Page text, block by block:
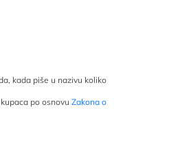
kada piše u nazivu koliko
po osnovu Zakona o